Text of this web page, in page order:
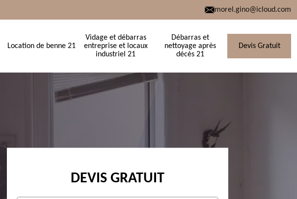
morel.gino@icloud.com
Location de benne 21
Vidage et débarras
entreprise et locaux
industriel 21
Débarras et
nettoyage après
décès 21
Devis Gratuit
DEVIS GRATUIT